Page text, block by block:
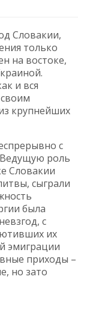
Словакии,
только
на востоке,
и вся
крупнейших
с
роль
Словакии
сыграли
была
с
их
эмиграции
приходы –
но зато